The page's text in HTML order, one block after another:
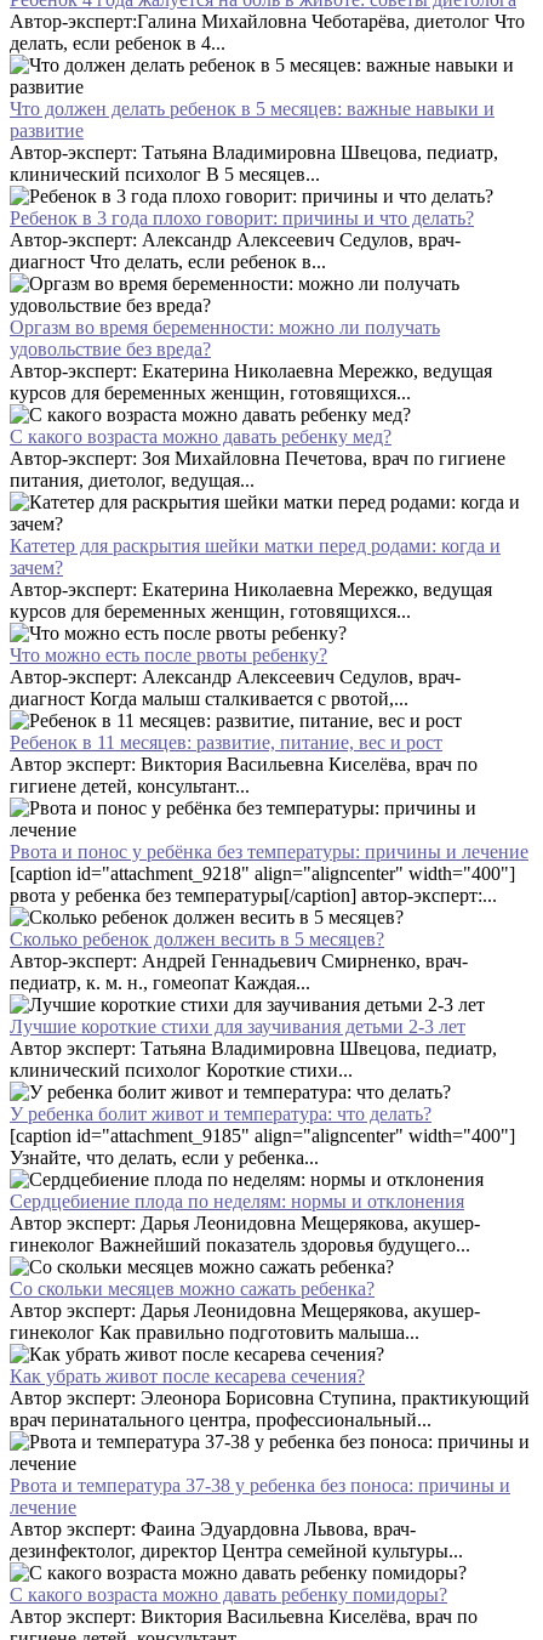
Автор-эксперт:Галина Михайловна Чеботарёва, диетолог Что
делать, если ребенок в 4...
Что должен делать ребенок в 5 месяцев: важные навыки и
развитие
Автор-эксперт: Татьяна Владимировна Швецова, педиатр,
клинический психолог В 5 месяцев...
Ребенок в 3 года плохо говорит: причины и что делать?
Автор-эксперт: Александр Алексеевич Седулов, врач-
диагност Что делать, если ребенок в...
Оргазм во время беременности: можно ли получать
удовольствие без вреда?
Автор-эксперт: Екатерина Николаевна Мережко, ведущая
курсов для беременных женщин, готовящихся...
С какого возраста можно давать ребенку мед?
Автор-эксперт: Зоя Михайловна Печетова, врач по гигиене
питания, диетолог, ведущая...
Катетер для раскрытия шейки матки перед родами: когда и
зачем?
Автор-эксперт: Екатерина Николаевна Мережко, ведущая
курсов для беременных женщин, готовящихся...
Что можно есть после рвоты ребенку?
Автор-эксперт: Александр Алексеевич Седулов, врач-
диагност Когда малыш сталкивается с рвотой,...
Ребенок в 11 месяцев: развитие, питание, вес и рост
Автор эксперт: Виктория Васильевна Киселёва, врач по
гигиене детей, консультант...
Рвота и понос у ребёнка без температуры: причины и лечение
[caption id="attachment_9218" align="aligncenter" width="400"]
рвота у ребенка без температуры[/caption] автор-эксперт:...
Сколько ребенок должен весить в 5 месяцев?
Автор-эксперт: Андрей Геннадьевич Смирненко, врач-
педиатр, к. м. н., гомеопат Каждая...
Лучшие короткие стихи для заучивания детьми 2-3 лет
Автор эксперт: Татьяна Владимировна Швецова, педиатр,
клинический психолог Короткие стихи...
У ребенка болит живот и температура: что делать?
[caption id="attachment_9185" align="aligncenter" width="400"]
Узнайте, что делать, если у ребенка...
Сердцебиение плода по неделям: нормы и отклонения
Автор эксперт: Дарья Леонидовна Мещерякова, акушер-
гинеколог Важнейший показатель здоровья будущего...
Со скольки месяцев можно сажать ребенка?
Автор эксперт: Дарья Леонидовна Мещерякова, акушер-
гинеколог Как правильно подготовить малыша...
Как убрать живот после кесарева сечения?
Автор эксперт: Элеонора Борисовна Ступина, практикующий
врач перинатального центра, профессиональный...
Рвота и температура 37-38 у ребенка без поноса: причины и
лечение
Автор эксперт: Фаина Эдуардовна Львова, врач-
дезинфектолог, директор Центра семейной культуры...
С какого возраста можно давать ребенку помидоры?
Автор эксперт: Виктория Васильевна Киселёва, врач по